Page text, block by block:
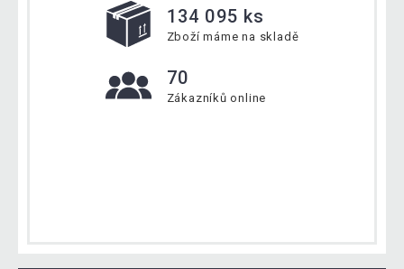
134 095 ks
Zboží máme na skladě
70
Zákazníků online